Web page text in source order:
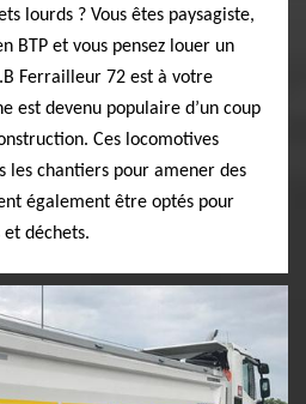
lourds ? Vous êtes paysagiste,
BTP et vous pensez louer un
Ferrailleur 72 est à votre
est devenu populaire d’un coup
Ces locomotives
les chantiers pour amener des
également être optés pour
déchets.